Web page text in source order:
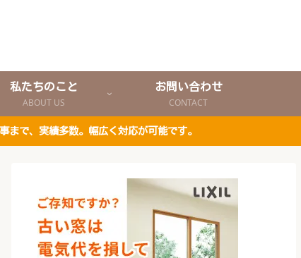
私たちのこと
ABOUT US
お問い合わせ
CONTACT
で、実績多数。幅広く対応が可能です。